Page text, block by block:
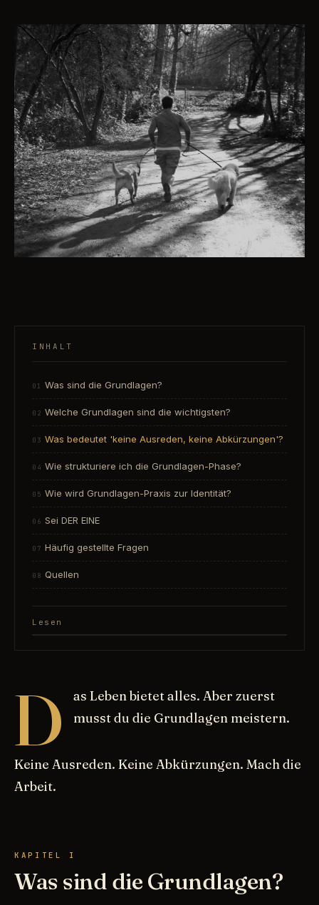
INHALT
Was sind die Grundlagen?
Welche Grundlagen sind die wichtigsten?
Was bedeutet 'keine Ausreden, keine Abkürzungen'?
Wie strukturiere ich die Grundlagen-Phase?
Wie wird Grundlagen-Praxis zur Identität?
Sei DER EINE
Häufig gestellte Fragen
Quellen
Lesen
D
as Leben bietet alles. Aber zuerst
musst du die Grundlagen meistern.
Keine Ausreden. Keine Abkürzungen. Mach die
Arbeit.
KAPITEL I
Was sind die Grundlagen?